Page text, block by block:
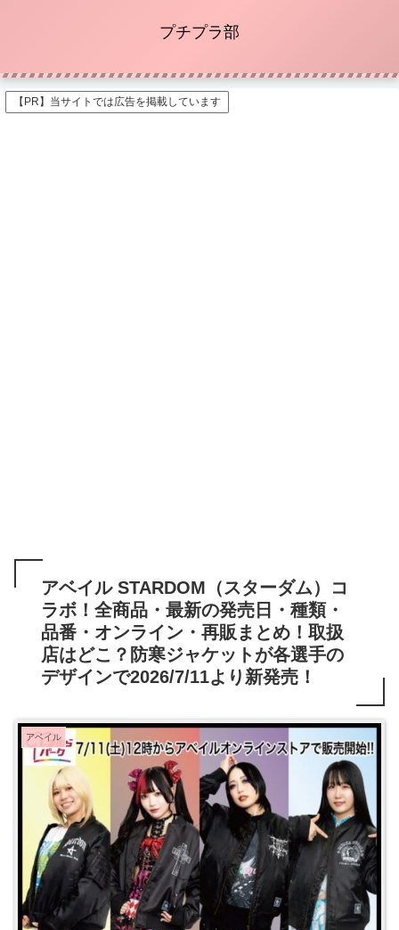
プチプラ部
【PR】当サイトでは広告を掲載しています
アベイル STARDOM（スターダム）コ
ラボ！全商品・最新の発売日・種類・
品番・オンライン・再販まとめ！取扱
店はどこ？防寒ジャケットが各選手の
デザインで2026/7/11より新発売！
アベイル